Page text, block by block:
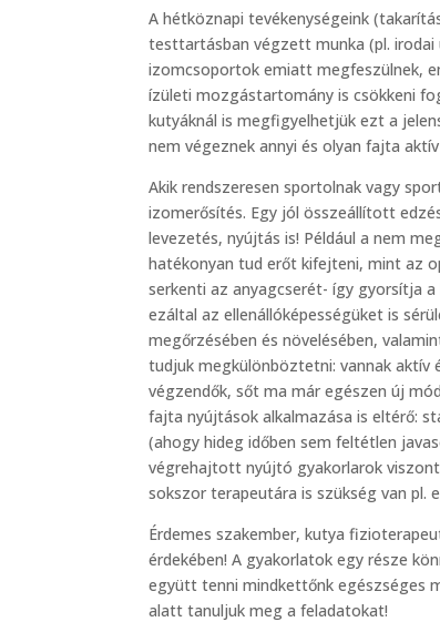
A hétköznapi tevékenységeink
testtartásban végzett munka (pl.
izomcsoportok emiatt megfeszülnek,
ízületi mozgástartomány is csökkeni
kutyáknál is megfigyelhetjük ezt a
nem végeznek annyi és olyan fajta
Akik rendszeresen sportolnak vagy
izomerősítés. Egy jól összeállított
levezetés, nyújtás is! Például a nem
hatékonyan tud erőt kifejteni, mint az
serkenti az anyagcserét- így gyorsítja
ezáltal az ellenállóképességüket is
megőrzésében és növelésében,
tudjuk megkülönböztetni: vannak aktív
végzendők, sőt ma már egészen új
fajta nyújtások alkalmazása is eltérő:
(ahogy hideg időben sem feltétlen
végrehajtott nyújtó gyakorlarok viszont
sokszor terapeutára is szükség van
Érdemes szakember, kutya
érdekében! A gyakorlatok egy része
együtt tenni mindkettőnk egészséges
alatt tanuljuk meg a feladatokat!